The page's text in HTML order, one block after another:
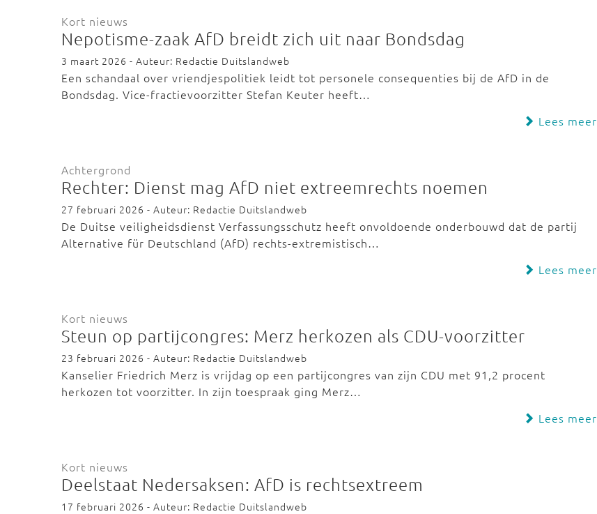
Kort nieuws
Nepotisme-zaak AfD breidt zich uit naar Bondsdag
3 maart 2026 - Auteur: Redactie Duitslandweb
Een schandaal over vriendjespolitiek leidt tot personele consequenties bij de AfD in de
Bondsdag. Vice-fractievoorzitter Stefan Keuter heeft…
Lees meer
Achtergrond
Rechter: Dienst mag AfD niet extreemrechts noemen
27 februari 2026 - Auteur: Redactie Duitslandweb
De Duitse veiligheidsdienst Verfassungsschutz heeft onvoldoende onderbouwd dat de partij
Alternative für Deutschland (AfD) rechts-extremistisch…
Lees meer
Kort nieuws
Steun op partijcongres: Merz herkozen als CDU-voorzitter
23 februari 2026 - Auteur: Redactie Duitslandweb
Kanselier Friedrich Merz is vrijdag op een partijcongres van zijn CDU met 91,2 procent
herkozen tot voorzitter. In zijn toespraak ging Merz…
Lees meer
Kort nieuws
Deelstaat Nedersaksen: AfD is rechtsextreem
17 februari 2026 - Auteur: Redactie Duitslandweb